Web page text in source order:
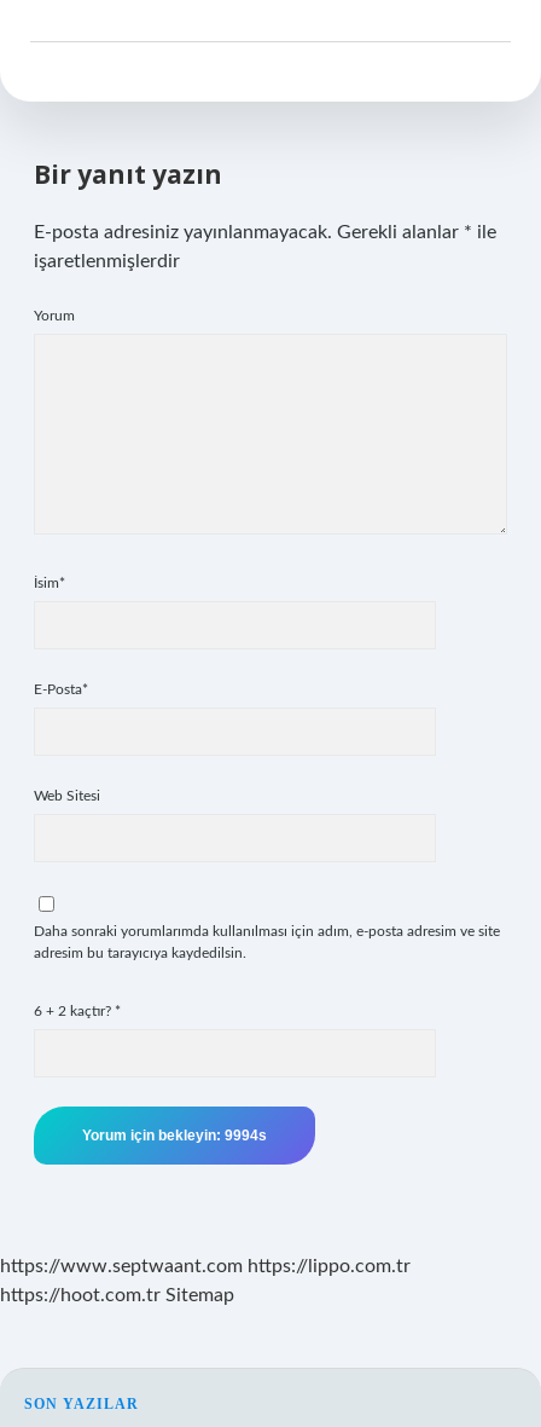
Bir yanıt yazın
E-posta adresiniz yayınlanmayacak. Gerekli alanlar * ile
işaretlenmişlerdir
Yorum
İsim*
E-Posta*
Web Sitesi
Daha sonraki yorumlarımda kullanılması için adım, e-posta adresim ve site
adresim bu tarayıcıya kaydedilsin.
6 + 2 kaçtır? *
https://www.septwaant.com https://lippo.com.tr
https://hoot.com.tr Sitemap
SON YAZILAR